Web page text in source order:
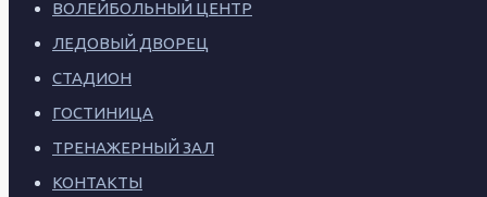
ВОЛЕЙБОЛЬНЫЙ ЦЕНТР
ЛЕДОВЫЙ ДВОРЕЦ
СТАДИОН
ГОСТИНИЦА
ТРЕНАЖЕРНЫЙ ЗАЛ
КОНТАКТЫ